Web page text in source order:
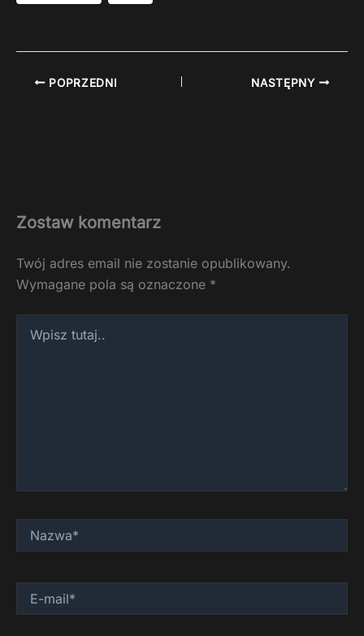
POPRZEDNI NASTĘPNY
Zostaw komentarz
Twój adres email nie zostanie opublikowany.
Wymagane pola są oznaczone *
tutaj..
mail*